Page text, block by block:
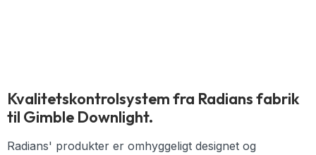
Kvalitetskontrolsystem fra Radians fabrik
til Gimble Downlight.
Radians' produkter er omhyggeligt designet og